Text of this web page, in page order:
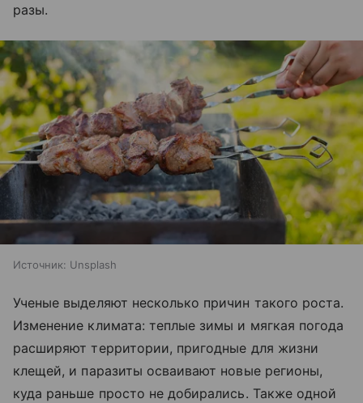
разы.
Источник: Unsplash
Ученые выделяют несколько причин такого роста.
Изменение климата: теплые зимы и мягкая погода
расширяют территории, пригодные для жизни
клещей, и паразиты осваивают новые регионы,
куда раньше просто не добирались. Также одной